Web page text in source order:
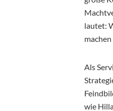
lautet:
Als
wie